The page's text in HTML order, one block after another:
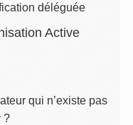
déléguée
Active
qui n’existe pas
?